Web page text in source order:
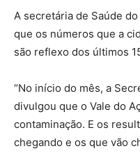
A secretária de Saúde
que os números que a
são reflexo dos últimos
“No início do mês, a
divulgou que o Vale do
contaminação. E os
chegando e os que vão